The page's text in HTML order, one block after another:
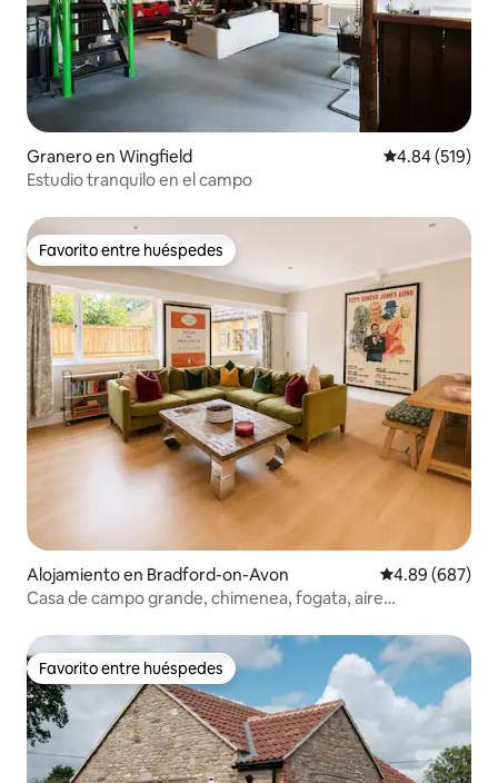
Granero en Wingfield Calificación
4.84 (519)
Estudio tranquilo en el campo
Favorito entre huéspedes
Favorito entre huéspedes
Alojamiento en Bradford-on-Avon Calificación
4.89 (687)
Casa de campo grande, chimenea, fogata, aire
Favorito entre huéspedes
Favorito entre huéspedes